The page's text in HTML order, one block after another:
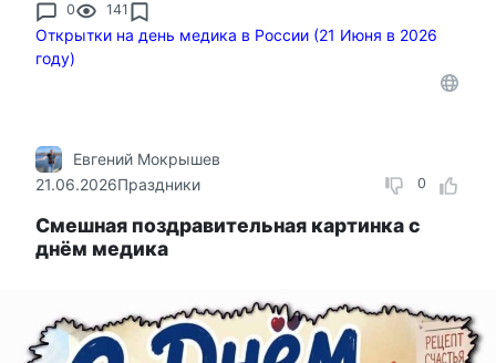
0 141
Открытки на день медика в России (21 Июня в 2026
году)
0
Евгений Мокрышев
21.06.2026Праздники
Смешная поздравительная картинка с
днём медика